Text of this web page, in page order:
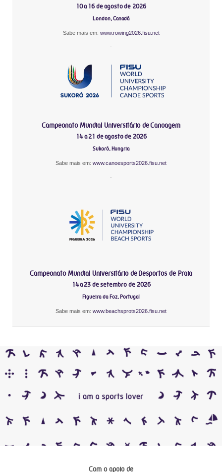
10 a 16 de agosto de 2026
London, Canadá
Sabe mais em: www.rowing2026.fisu.net
-
Campeonato Mundial Universitário de Canoagem
14 a 21 de agosto de 2026
Sukoró, Hungria
Sabe mais em: www.canoesports2026.fisu.net
-
Campeonato Mundial Universitário de Desportos de Praia
14 a 23 de setembro de 2026
Figueira da Foz, Portugal
Sabe mais em: www.beachsprots2026.fisu.net
Com o apoio de